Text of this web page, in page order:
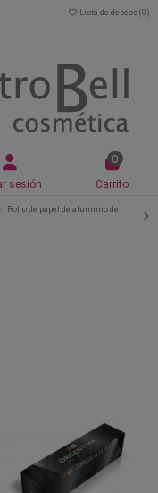
Lista de deseos (0 )
sesión
0
Carrito
Rollo de papel de aluminio de